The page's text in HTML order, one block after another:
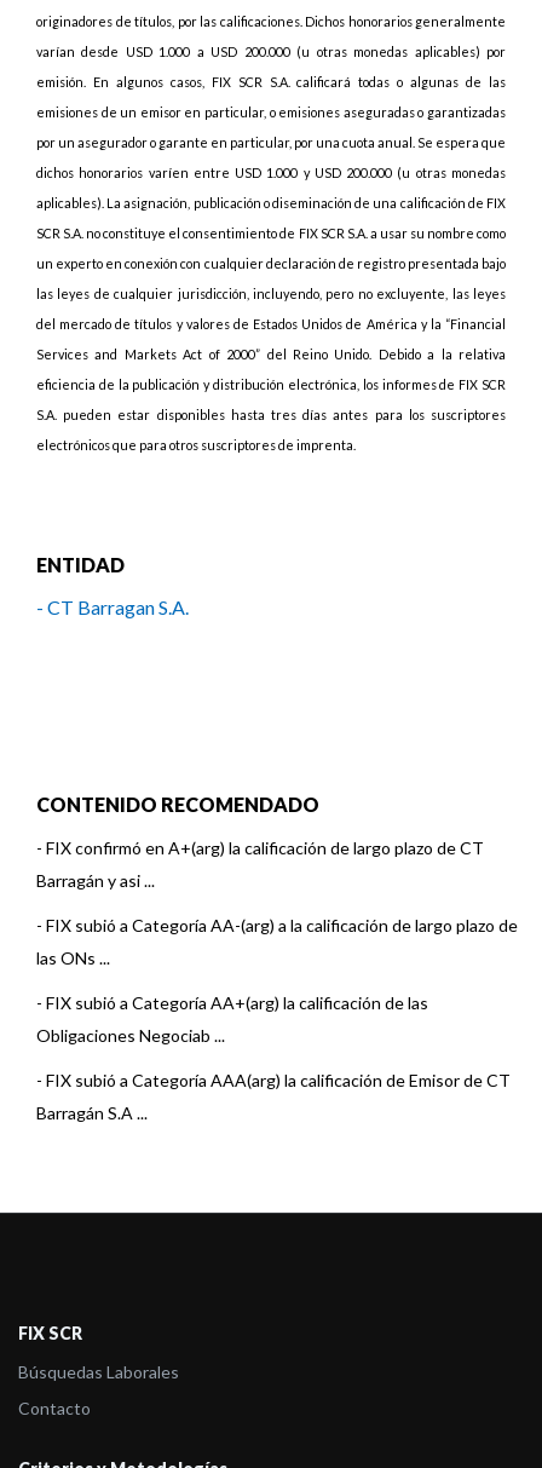
originadores de títulos, por las calificaciones. Dichos honorarios generalmente
varían desde USD 1.000 a USD 200.000 (u otras monedas aplicables) por
emisión. En algunos casos, FIX SCR S.A. calificará todas o algunas de las
emisiones de un emisor en particular, o emisiones aseguradas o garantizadas
por un asegurador o garante en particular, por una cuota anual. Se espera que
dichos honorarios varíen entre USD 1.000 y USD 200.000 (u otras monedas
aplicables). La asignación, publicación o diseminación de una calificación de FIX
SCR S.A. no constituye el consentimiento de FIX SCR S.A. a usar su nombre como
un experto en conexión con cualquier declaración de registro presentada bajo
las leyes de cualquier jurisdicción, incluyendo, pero no excluyente, las leyes
del mercado de títulos y valores de Estados Unidos de América y la “Financial
Services and Markets Act of 2000” del Reino Unido. Debido a la relativa
eficiencia de la publicación y distribución electrónica, los informes de FIX SCR
S.A. pueden estar disponibles hasta tres días antes para los suscriptores
electrónicos que para otros suscriptores de imprenta.
ENTIDAD
- CT Barragan S.A.
CONTENIDO RECOMENDADO
- FIX confirmó en A+(arg) la calificación de largo plazo de CT
Barragán y asi ...
- FIX subió a Categoría AA-(arg) a la calificación de largo plazo de
las ONs ...
- FIX subió a Categoría AA+(arg) la calificación de las
Obligaciones Negociab ...
- FIX subió a Categoría AAA(arg) la calificación de Emisor de CT
Barragán S.A ...
FIX SCR
Búsquedas Laborales
Contacto